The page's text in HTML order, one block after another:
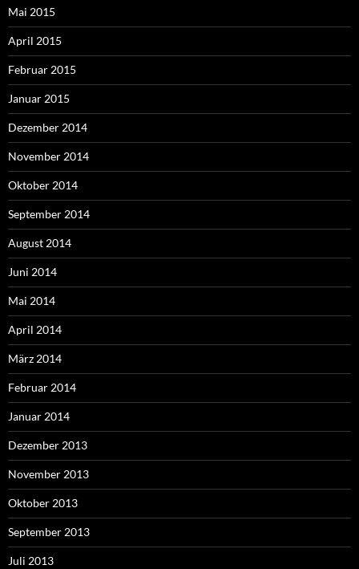
Mai 2015
April 2015
Februar 2015
Januar 2015
Dezember 2014
November 2014
Oktober 2014
September 2014
August 2014
Juni 2014
Mai 2014
April 2014
März 2014
Februar 2014
Januar 2014
Dezember 2013
November 2013
Oktober 2013
September 2013
Juli 2013